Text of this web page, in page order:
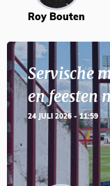
Roy Bouten
Servische
en feesten
24 JULI 2026 - 11:59